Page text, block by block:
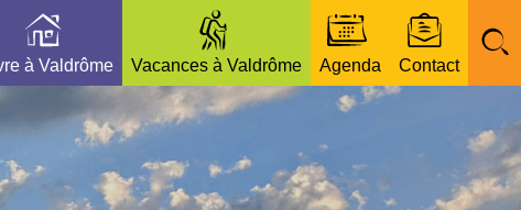
à Valdrôme Vacances à Valdrôme Agenda Contact